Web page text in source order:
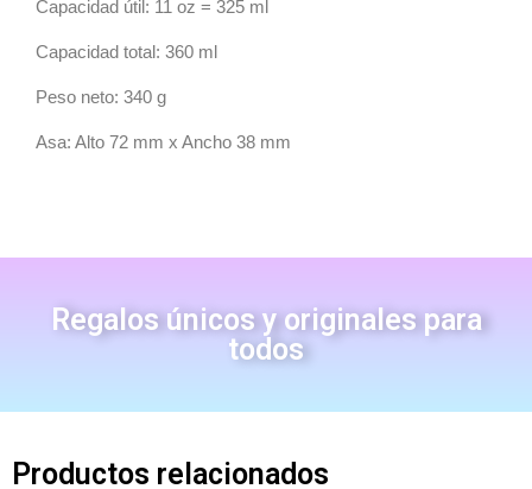
Capacidad útil: 11 oz = 325 ml
Capacidad total: 360 ml
Peso neto: 340 g
Asa: Alto 72 mm x Ancho 38 mm
Regalos únicos y originales para
todos
Productos relacionados